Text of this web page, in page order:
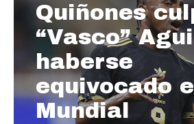
Quiñones
“Vasco”
haberse
equivocado
Mundial